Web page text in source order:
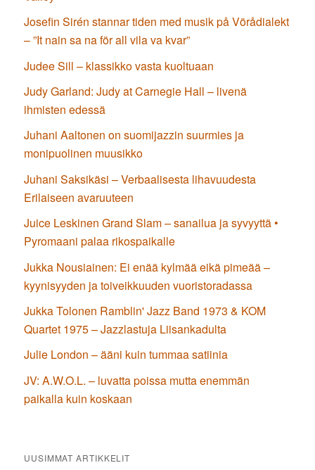
Josefin Sirén stannar tiden med musik på Vörådialekt
– ”It nain sa na för all vila va kvar”
Judee Sill – klassikko vasta kuoltuaan
Judy Garland: Judy at Carnegie Hall – livenä
ihmisten edessä
Juhani Aaltonen on suomijazzin suurmies ja
monipuolinen muusikko
Juhani Saksikäsi – Verbaalisesta lihavuudesta
Erilaiseen avaruuteen
Juice Leskinen Grand Slam – sanailua ja syvyyttä •
Pyromaani palaa rikospaikalle
Jukka Nousiainen: Ei enää kylmää eikä pimeää –
kyynisyyden ja toiveikkuuden vuoristoradassa
Jukka Tolonen Ramblin' Jazz Band 1973 & KOM
Quartet 1975 – Jazzlastuja Liisankadulta
Julie London – ääni kuin tummaa satiinia
JV: A.W.O.L. – luvatta poissa mutta enemmän
paikalla kuin koskaan
UUSIMMAT ARTIKKELIT